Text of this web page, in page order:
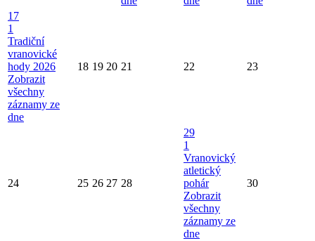
17
1
Tradiční
vranovické
hody 2026
Zobrazit
všechny
záznamy ze
dne
18 19 20 21 22 23
24 25 26 27 28
29
1
Vranovický
atletický
pohár
Zobrazit
všechny
záznamy ze
dne
30